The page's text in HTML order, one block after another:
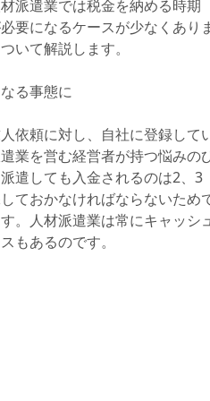
派遣業では税金を納める時期
要になるケースが少なくあり
いて解説します。
る事態に
依頼に対し、自社に登録して
業を営む経営者が持つ悩みの
遣しても入金されるのは2、3
ておかなければならないため
。人材派遣業は常にキャッシ
もあるのです。